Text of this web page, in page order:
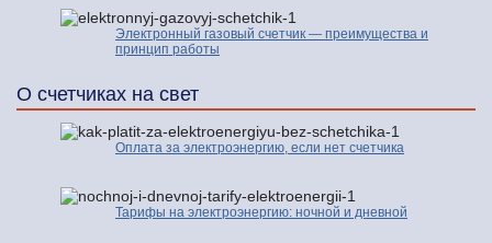
Электронный газовый счетчик — преимущества и
принцип работы
О счетчиках на свет
Оплата за электроэнергию, если нет счетчика
Тарифы на электроэнергию: ночной и дневной